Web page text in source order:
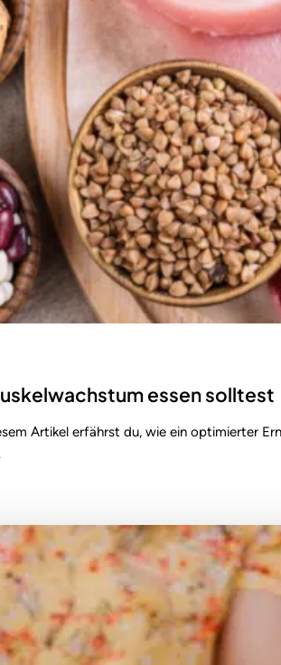
essen solltest
Artikel erfährst du, wie ein optimierter